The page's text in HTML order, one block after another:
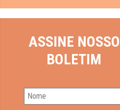
ASSINE NOSSO
BOLETIM